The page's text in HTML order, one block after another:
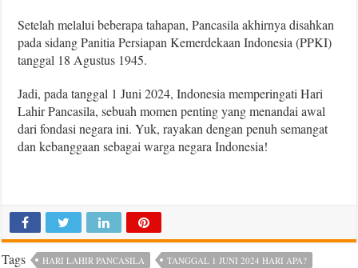
Setelah melalui beberapa tahapan, Pancasila akhirnya disahkan
pada sidang Panitia Persiapan Kemerdekaan Indonesia (PPKI)
tanggal 18 Agustus 1945.
Jadi, pada tanggal 1 Juni 2024, Indonesia memperingati Hari
Lahir Pancasila, sebuah momen penting yang menandai awal
dari fondasi negara ini. Yuk, rayakan dengan penuh semangat
dan kebanggaan sebagai warga negara Indonesia!
Tags HARI LAHIR PANCASILA TANGGAL 1 JUNI 2024 HARI APA?